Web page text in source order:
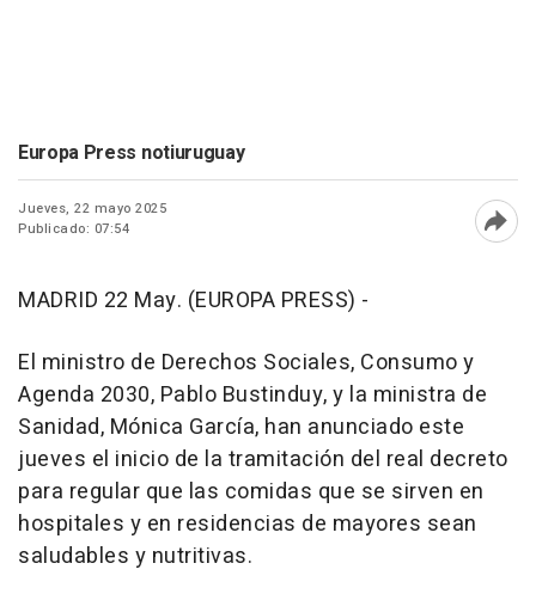
Europa Press notiuruguay
Jueves, 22 mayo 2025
Publicado: 07:54
MADRID 22 May. (EUROPA PRESS) -
El ministro de Derechos Sociales, Consumo y
Agenda 2030, Pablo Bustinduy, y la ministra de
Sanidad, Mónica García, han anunciado este
jueves el inicio de la tramitación del real decreto
para regular que las comidas que se sirven en
hospitales y en residencias de mayores sean
saludables y nutritivas.